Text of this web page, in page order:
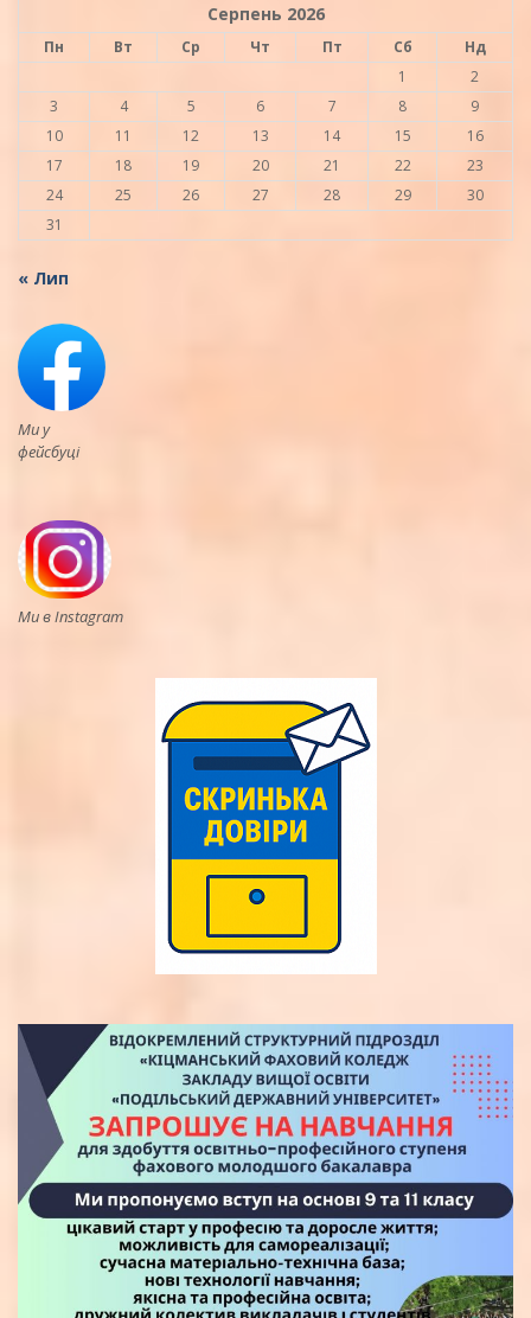
Серпень 2026
Пн Вт Ср Чт Пт Сб
Нд
1
2
3
4 5 6 7 8
9
10
11 12 13 14 15
16
17
18 19 20 21 22
23
24
25 26 27 28 29
30
31
« Лип
Ми у
фейсбуці
Ми в Instagram